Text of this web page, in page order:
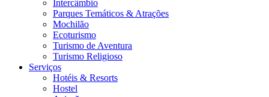
Intercâmbio
Parques Temáticos & Atrações
Mochilão
Ecoturismo
Turismo de Aventura
Turismo Religioso
Serviços
Hotéis & Resorts
Hostel